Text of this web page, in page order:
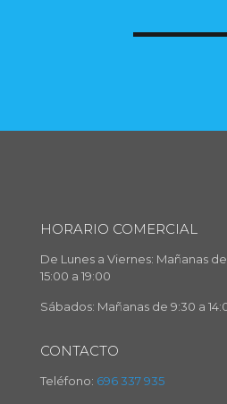
HORARIO COMERCIAL
De Lunes a Viernes: Mañanas
15:00 a 19:00
Sábados: Mañanas de 9:30 a
CONTACTO
Teléfono: 696 337 935